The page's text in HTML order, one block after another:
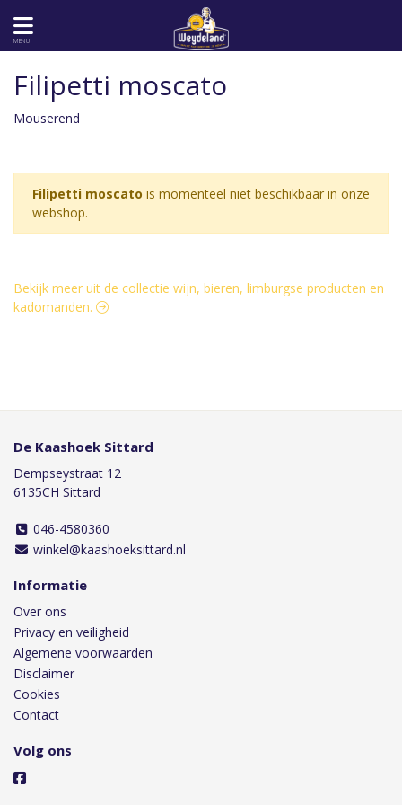
MENU
Filipetti moscato
Mouserend
Filipetti moscato is momenteel niet beschikbaar in onze
webshop.
Bekijk meer uit de collectie wijn, bieren, limburgse producten en
kadomanden.
De Kaashoek Sittard
Dempseystraat 12
6135CH Sittard
046-4580360
winkel@kaashoeksittard.nl
Informatie
Over ons
Privacy en veiligheid
Algemene voorwaarden
Disclaimer
Cookies
Contact
Volg ons